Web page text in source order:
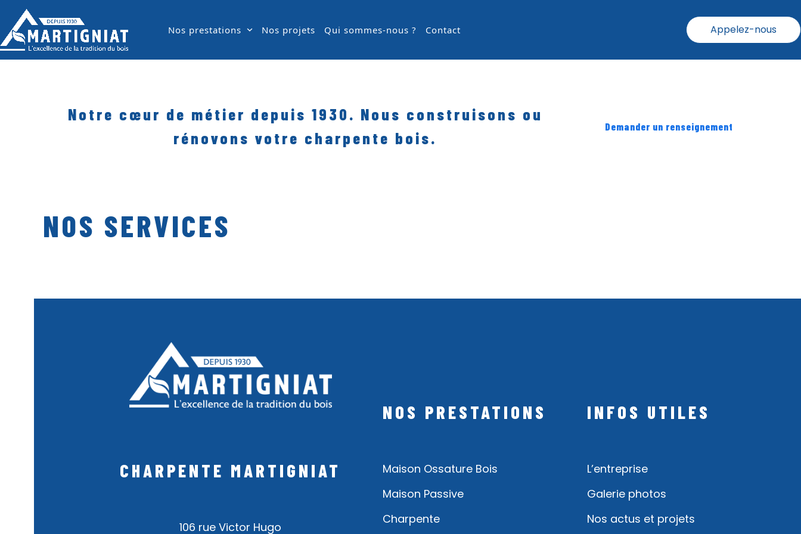
content
Nos prestations Nos projets Qui sommes-nous ? Contact Appelez-nous
Notre cœur de métier depuis 1930. Nous construisons ou
rénovons votre charpente bois.
Demander un renseignement
NOS SERVICES
CHARPENTE MARTIGNIAT
106 rue Victor Hugo
NOS PRESTATIONS
Maison Ossature Bois
Maison Passive
Charpente
INFOS UTILES
L’entreprise
Galerie photos
Nos actus et projets